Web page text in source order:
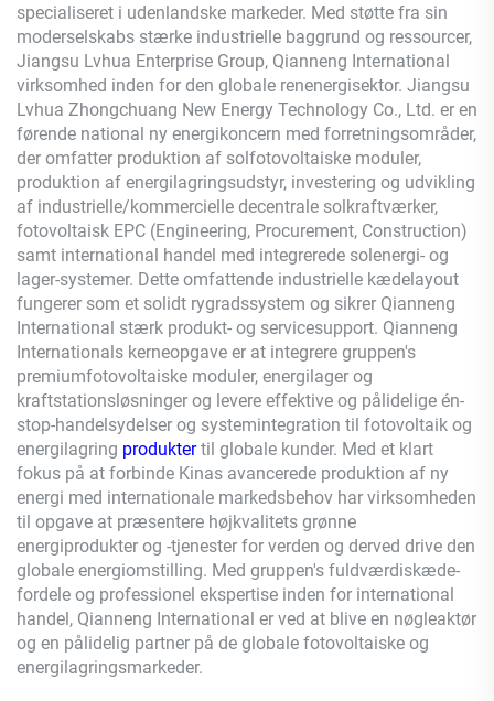
specialiseret i udenlandske markeder. Med støtte fra sin
moderselskabs stærke industrielle baggrund og ressourcer,
Jiangsu Lvhua Enterprise Group, Qianneng International
virksomhed inden for den globale renenergisektor. Jiangsu
Lvhua Zhongchuang New Energy Technology Co., Ltd. er en
førende national ny energikoncern med forretningsområder,
der omfatter produktion af solfotovoltaiske moduler,
produktion af energilagringsudstyr, investering og udvikling
af industrielle/kommercielle decentrale solkraftværker,
fotovoltaisk EPC (Engineering, Procurement, Construction)
samt international handel med integrerede solenergi- og
lager-systemer. Dette omfattende industrielle kædelayout
fungerer som et solidt rygradssystem og sikrer Qianneng
International stærk produkt- og servicesupport. Qianneng
Internationals kerneopgave er at integrere gruppen's
premiumfotovoltaiske moduler, energilager og
kraftstationsløsninger og levere effektive og pålidelige én-
stop-handelsydelser og systemintegration til fotovoltaik og
energilagring produktertil globale kunder. Med et klart
fokus på at forbinde Kinas avancerede produktion af ny
energi med internationale markedsbehov har virksomheden
til opgave at præsentere højkvalitets grønne
energiprodukter og -tjenester for verden og derved drive den
globale energiomstilling. Med gruppen's fuldværdiskæde-
fordele og professionel ekspertise inden for international
handel, Qianneng International er ved at blive en nøgleaktør
og en pålidelig partner på de globale fotovoltaiske og
energilagringsmarkeder.